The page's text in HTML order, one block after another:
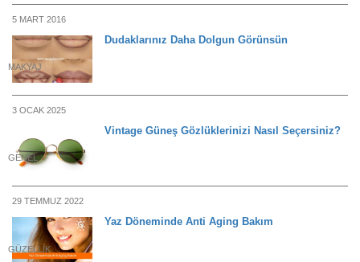
5 MART 2016
MAKYAJ
Dudaklarınız Daha Dolgun Görünsün
3 OCAK 2025
GENEL
Vintage Güneş Gözlüklerinizi Nasıl Seçersiniz?
29 TEMMUZ 2022
GÜZELLIK
Yaz Döneminde Anti Aging Bakım